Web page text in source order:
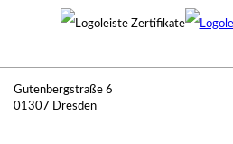
Gutenbergstraße 6
01307 Dresden